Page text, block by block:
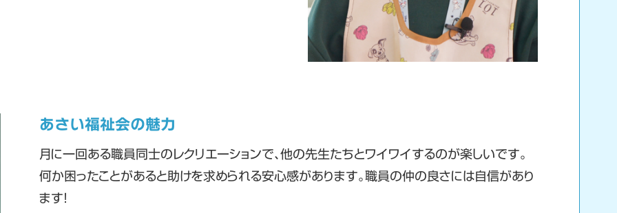
あさい福祉会の魅力
月に一回ある職員同士のレクリエーションで、他の先生たちとワイワイするのが楽しいです。
何か困ったことがあると助けを求められる安心感があります。職員の仲の良さには自信があり
ます！